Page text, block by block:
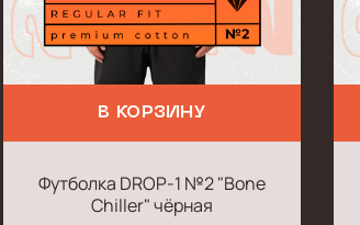
В КОРЗИНУ
Футболка DROP-1 №2 "Bone
Chiller" чёрная